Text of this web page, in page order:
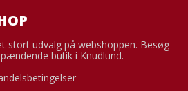
stort udvalg på webshoppen. Besøg
butik i Knudlund.